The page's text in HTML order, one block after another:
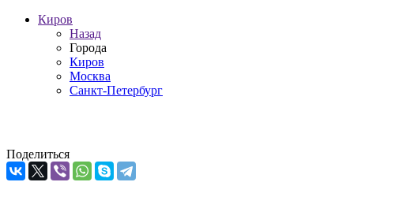
Киров
Назад
Города
Киров
Москва
Санкт-Петербург
Поделиться